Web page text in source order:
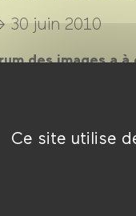
Ce site utilise
30 juin 2010
des images a
aux films de
vendredis).
nourrissent
vous.
collections, des